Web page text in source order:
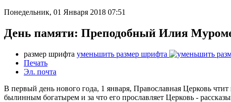
Понедельник, 01 Января 2018 07:51
День памяти: Преподобный Илия
размер шрифта уменьшить размер шрифта
Печать
Эл. почта
В первый день нового года, 1 января, Православная Церковь
былинным богатырем и за что его прославляет Церковь -